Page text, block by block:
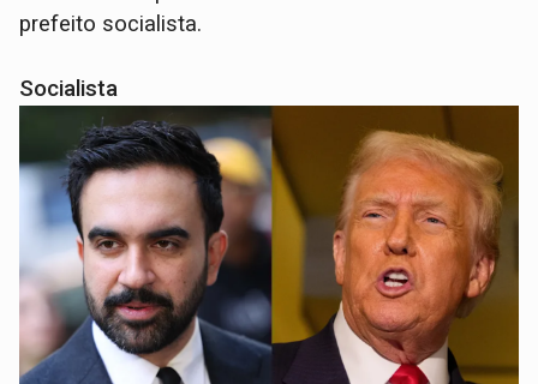
prefeito socialista.
Socialista